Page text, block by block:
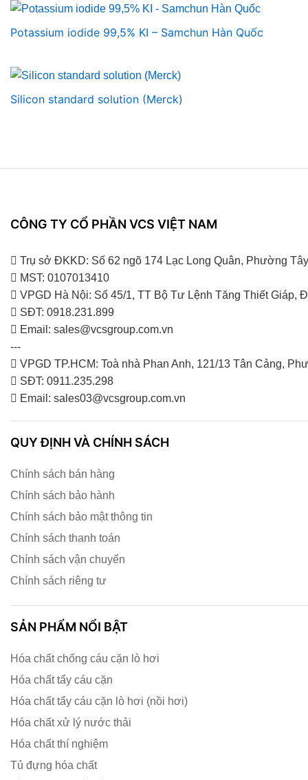
Potassium iodide 99,5% KI – Samchun Hàn Quốc
Silicon standard solution (Merck)
CÔNG TY CỔ PHẦN VCS VIỆT NAM
Trụ sở ĐKKD: Số 62 ngõ 174 Lạc Long Quân, Phường
MST: 0107013410
VPGD Hà Nội: Số 45/1, TT Bộ Tư Lệnh Tăng Thiết
SĐT: 0918.231.899
Email: sales@vcsgroup.com.vn
---
VPGD TP.HCM: Toà nhà Phan Anh, 121/13 Tân Cảng,
SĐT: 0911.235.298
Email: sales03@vcsgroup.com.vn
QUY ĐỊNH VÀ CHÍNH SÁCH
Chính sách bán hàng
Chính sách bảo hành
Chính sách bảo mật thông tin
Chính sách thanh toán
Chính sách vận chuyển
Chính sách riêng tư
SẢN PHẨM NỔI BẬT
Hóa chất chống cáu cặn lò hơi
Hóa chất tẩy cáu cặn
Hóa chất tẩy cáu cặn lò hơi (nồi hơi)
Hóa chất xử lý nước thải
Hóa chất thí nghiệm
Tủ đựng hóa chất